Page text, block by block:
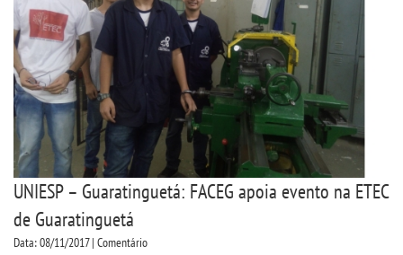
UNIESP – Guaratinguetá: FACEG apoia evento na ETEC
de Guaratinguetá
Data: 08/11/2017 | Comentário